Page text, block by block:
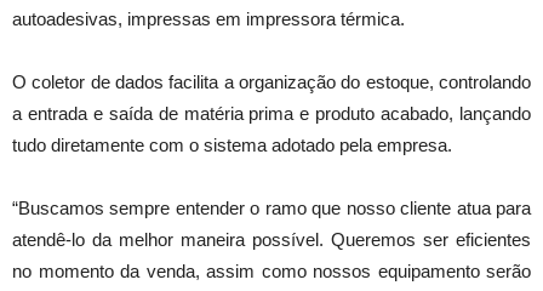
autoadesivas, impressas em impressora térmica.
O coletor de dados facilita a organização do estoque, controlando
a entrada e saída de matéria prima e produto acabado, lançando
tudo diretamente com o sistema adotado pela empresa.
“Buscamos sempre entender o ramo que nosso cliente atua para
atendê-lo da melhor maneira possível. Queremos ser eficientes
no momento da venda, assim como nossos equipamento serão